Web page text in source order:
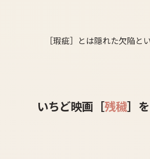
［瑕疵］とは隠れた欠陥と
いちど映画［残穢］